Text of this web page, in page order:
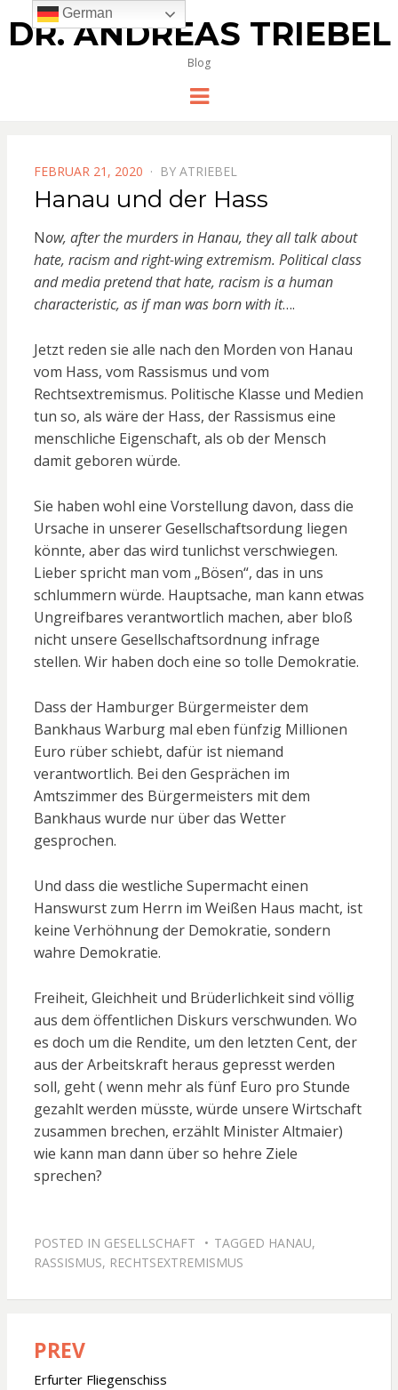
DR. ANDREAS TRIEBEL
Blog
Menu
POSTED
ON
FEBRUAR 21, 2020 BY ATRIEBEL
Hanau und der Hass
Now, after the murders in Hanau, they all talk about
hate, racism and right-wing extremism. Political class
and media pretend that hate, racism is a human
characteristic, as if man was born with it….
Jetzt reden sie alle nach den Morden von Hanau
vom Hass, vom Rassismus und vom
Rechtsextremismus. Politische Klasse und Medien
tun so, als wäre der Hass, der Rassismus eine
menschliche Eigenschaft, als ob der Mensch
damit geboren würde.
Sie haben wohl eine Vorstellung davon, dass die
Ursache in unserer Gesellschaftsordung liegen
könnte, aber das wird tunlichst verschwiegen.
Lieber spricht man vom „Bösen“, das in uns
schlummern würde. Hauptsache, man kann etwas
Ungreifbares verantwortlich machen, aber bloß
nicht unsere Gesellschaftsordnung infrage
stellen. Wir haben doch eine so tolle Demokratie.
Dass der Hamburger Bürgermeister dem
Bankhaus Warburg mal eben fünfzig Millionen
Euro rüber schiebt, dafür ist niemand
verantwortlich. Bei den Gesprächen im
Amtszimmer des Bürgermeisters mit dem
Bankhaus wurde nur über das Wetter
gesprochen.
Und dass die westliche Supermacht einen
Hanswurst zum Herrn im Weißen Haus macht, ist
keine Verhöhnung der Demokratie, sondern
wahre Demokratie.
Freiheit, Gleichheit und Brüderlichkeit sind völlig
aus dem öffentlichen Diskurs verschwunden. Wo
es doch um die Rendite, um den letzten Cent, der
aus der Arbeitskraft heraus gepresst werden
soll, geht ( wenn mehr als fünf Euro pro Stunde
gezahlt werden müsste, würde unsere Wirtschaft
zusammen brechen, erzählt Minister Altmaier)
wie kann man dann über so hehre Ziele
sprechen?
POSTED IN GESELLSCHAFT TAGGED HANAU,
RASSISMUS, RECHTSEXTREMISMUS
Beitragsnavigation
PREV
Erfurter Fliegenschiss
German